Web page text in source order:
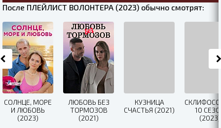
После ПЛЕЙЛИСТ ВОЛОНТЕРА (2023) обычно смотрят:
СОЛНЦЕ, МОРЕ
И ЛЮБОВЬ
(2023)
ЛЮБОВЬ БЕЗ
ТОРМОЗОВ
(2021)
КУЗНИЦА
СЧАСТЬЯ (2021)
10
(2023)